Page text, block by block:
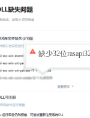
缺少32位